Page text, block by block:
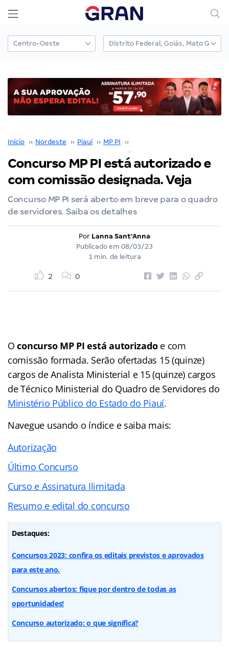
Início ›› Nordeste ›› Piauí ›› MP PI ››
Concurso MP PI está autorizado e
com comissão designada. Veja
Concurso MP PI será aberto em breve para o quadro
de servidores. Saiba os detalhes
Por Lanna Sant'Anna
Publicado em 08/03/23
1 min. de leitura
2 0
Oconcurso MP PI está autorizadoe com
comissão formada. Serão ofertadas 15 (quinze)
cargos de Analista Ministerial e 15 (quinze) cargos
de Técnico Ministerial do Quadro de Servidores do
Ministério Público do Estado do Piauí.
Navegue usando o índice e saiba mais:
Autorização
Último Concurso
Curso e Assinatura Ilimitada
Resumo e edital do concurso
Destaques:
Concursos 2023: confira os editais previstos e aprovados
para este ano.
Concursos abertos: fique por dentro de todas as
oportunidades!
Concurso autorizado: o que significa?